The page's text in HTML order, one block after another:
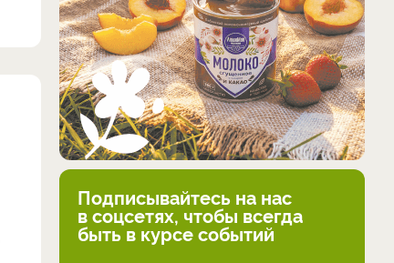
Подписывайтесь на нас
в соцсетях, чтобы всегда
быть в курсе событий